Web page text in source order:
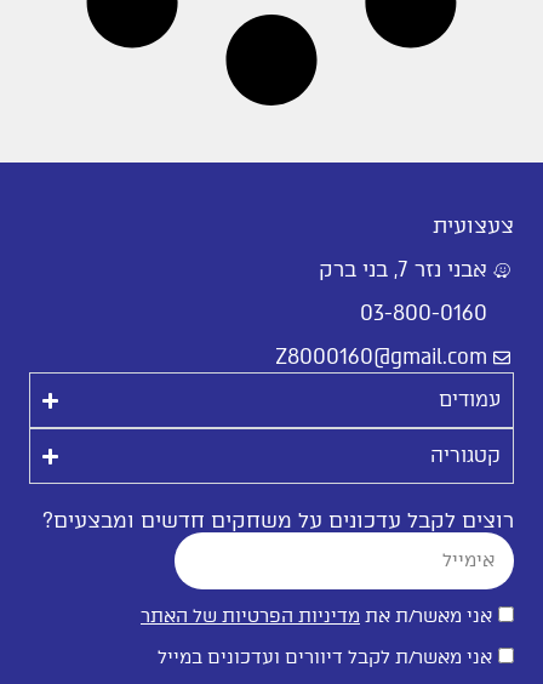
צעצועית
אבני נזר 7, בני ברק
03-800-0160
Z8000160@gmail.com
עמודים
קטגוריה
רוצים לקבל עדכונים על משחקים חדשים ומבצעים?
אני מאשר/ת את מדיניות הפרטיות של האתר
אני מאשר/ת לקבל דיוורים ועדכונים במייל